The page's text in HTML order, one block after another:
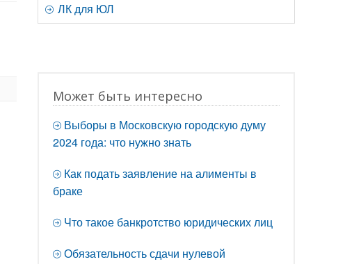
ЛК для ЮЛ
Может быть интересно
Выборы в Московскую городскую думу
2024 года: что нужно знать
Как подать заявление на алименты в
браке
Что такое банкротство юридических лиц
Обязательность сдачи нулевой